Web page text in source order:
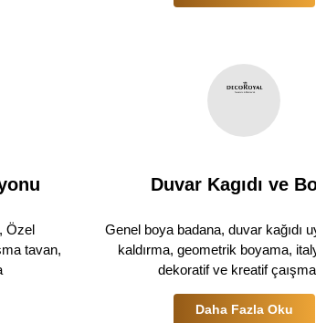
Özel
tavan,
Duvar Kagıdı ve
Genel boya badana, duvar kağıdı
kaldırma, geometrik boyama,
dekoratif ve kreatif
Daha Fazla Oku